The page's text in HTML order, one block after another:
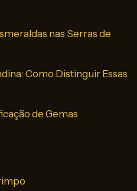
nas Serras de
Como Distinguir Essas
de Gemas